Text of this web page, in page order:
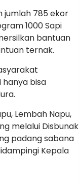
jumlah 785 ekor
1000 Sapi
bantuan
ternak.
bisa
Lembah Napu,
melalui Disbunak
padang sabana
Kepala